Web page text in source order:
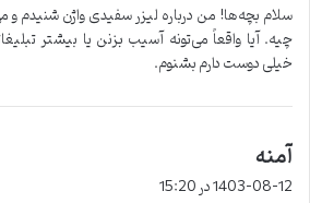
:
سلام بچه‌ها! من درباره لیزر سفیدی واژن شنیدم
چیه. آیا واقعاً می‌تونه آسیب بزنن یا بیشتر
خیلی دوست دارم بشنوم.
آمنهف
1403-08-12 در 15:20